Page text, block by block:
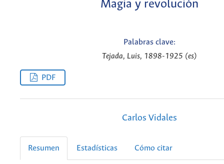
Magia y revolución
Palabras clave:
Tejada, Luis, 1898-1925 (es)
PDF
Carlos Vidales
Resumen Estadísticas Cómo citar